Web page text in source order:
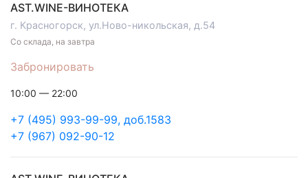
AST.WINE-ВИНОТЕКА
г. Красногорск, ул.Ново-никольская, д.54
Забронировать
Со склада, на завтра
+7 (495) 993-99-99, доб.1583
+7 (967) 092-90-12
10:00 — 22:00